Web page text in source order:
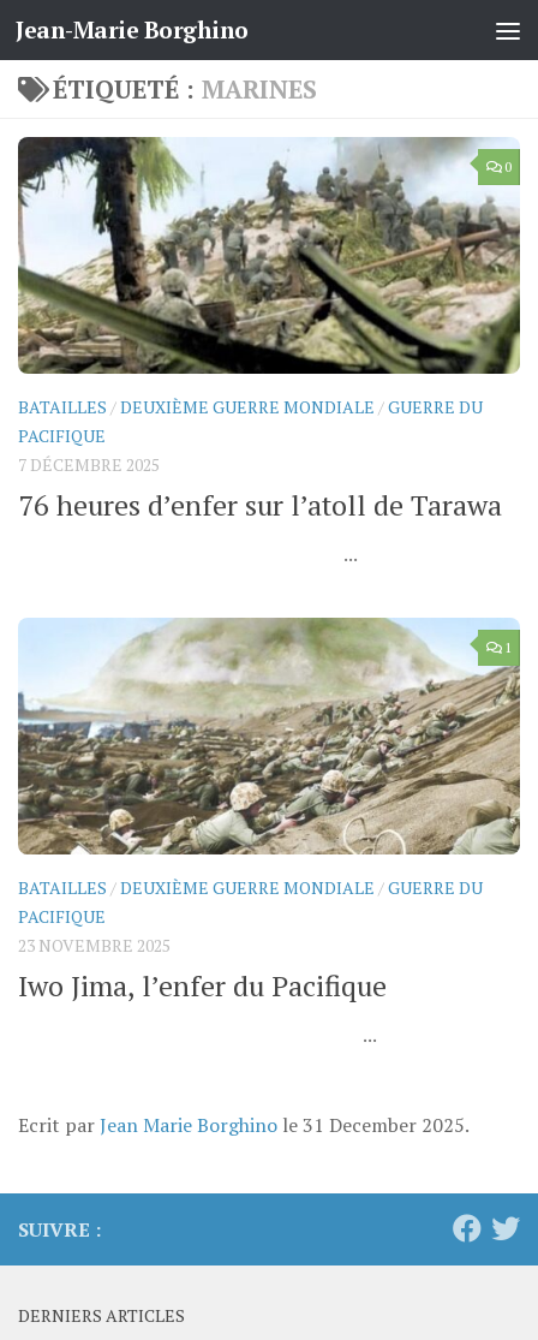
Skip to content
Jean-Marie Borghino
ÉTIQUETÉ : MARINES
0
BATAILLES /DEUXIÈME GUERRE MONDIALE /GUERRE DU
PACIFIQUE
7 DÉCEMBRE 2025
76 heures d’enfer sur l’atoll de Tarawa
...
1
BATAILLES /DEUXIÈME GUERRE MONDIALE /GUERRE DU
PACIFIQUE
23 NOVEMBRE 2025
Iwo Jima, l’enfer du Pacifique
...
Ecrit parJean Marie Borghino le31 December 2025.
SUIVRE :
DERNIERS ARTICLES